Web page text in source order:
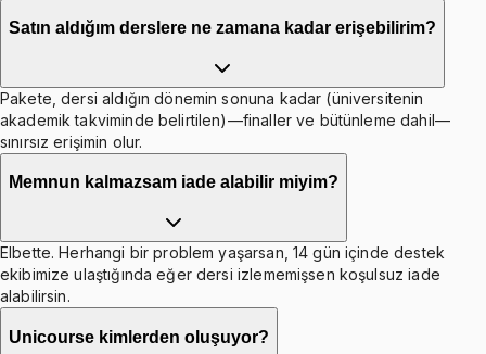
Satın aldığım derslere ne zamana kadar erişebilirim?
Pakete, dersi aldığın dönemin sonuna kadar (üniversitenin
akademik takviminde belirtilen)—finaller ve bütünleme dahil—
sınırsız erişimin olur.
Memnun kalmazsam iade alabilir miyim?
Elbette. Herhangi bir problem yaşarsan, 14 gün içinde destek
ekibimize ulaştığında eğer dersi izlememişsen koşulsuz iade
alabilirsin.
Unicourse kimlerden oluşuyor?